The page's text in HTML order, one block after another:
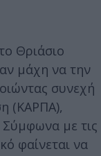
Θριάσιο
μάχη να την
συνεχή
(ΚΑΡΠΑ),
με τις
φαίνεται να